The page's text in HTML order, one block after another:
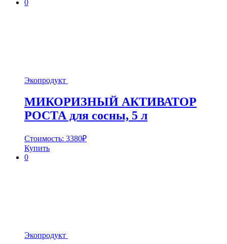
0
Экопродукт
МИКОРИЗНЫЙ АКТИВАТОР
РОСТА для сосны, 5 л
Стоимость: 3380₽
Купить
0
Экопродукт